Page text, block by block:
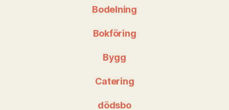
Bodelning
Bokföring
Bygg
Catering
dödsbo